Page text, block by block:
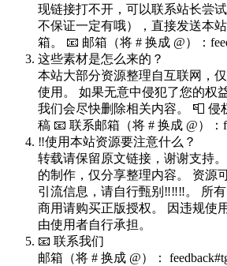
现链接打不开，可以联系站长尝
不保证一定有哦），直接发送本
箱。 📧 邮箱（将 # 换成 @）：
这些素材是怎么来的？
本站大部分资源整理自互联网，
使用。 如果无意中侵犯了您的权
我们会尽快删除相关内容。 📮 侵
稿 📧 联系邮箱（将 # 换成 @）：
‼️使用本站资源要注意什么？
转载请保留原文链接，谢谢支持
的制作，仅分享整理内容。 资源
引流信息，请自行甄别‼️‼️‼️。 所
商用请购买正版授权。 因违规使
由使用者自行承担。
📧 联系我们
邮箱（将 # 换成 @）：